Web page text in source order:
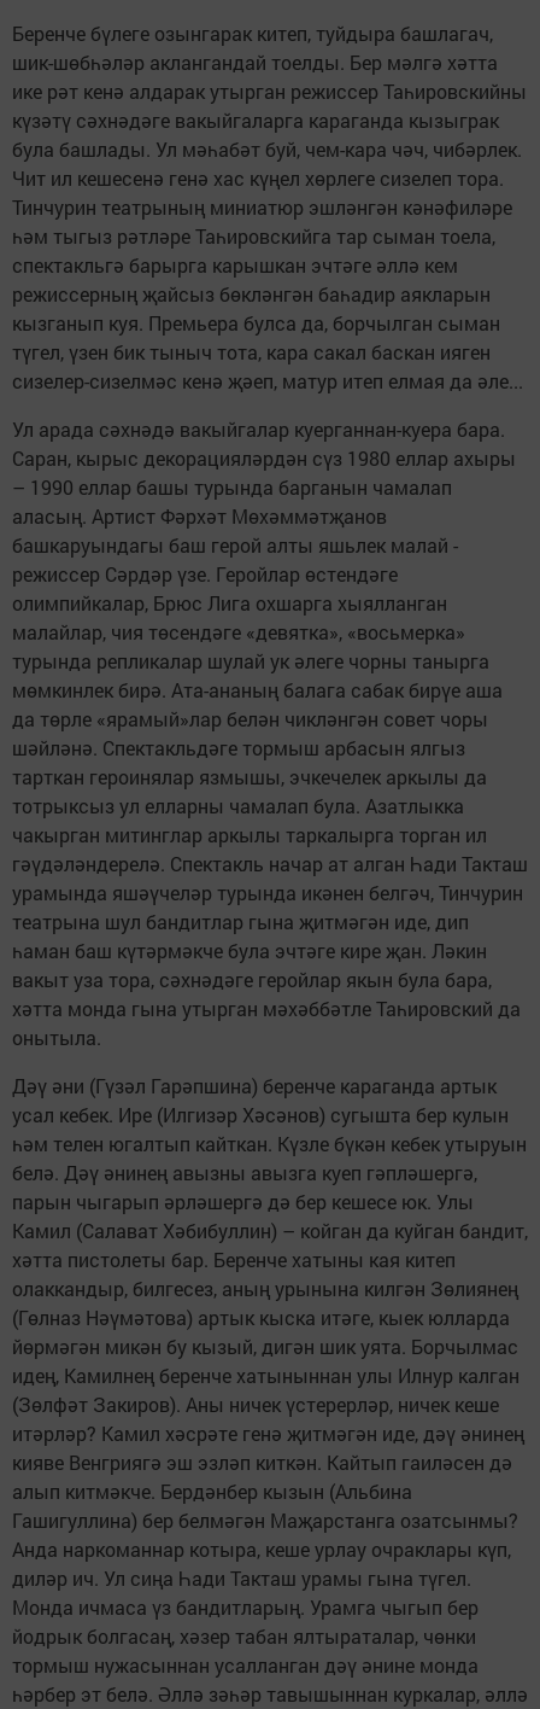
Беренче бүлеге озынгарак китеп, туйдыра башлагач,
шик-шөбһәләр аклангандай тоелды. Бер мәлгә хәтта
ике рәт кенә алдарак утырган режиссер Таһировскийны
күзәтү сәхнәдәге вакыйгаларга караганда кызыг­рак
була башлады. Ул мәһабәт буй, чем-кара чәч, чибәрлек.
Чит ил кешесенә генә хас күңел хөрлеге сизелеп тора.
Тинчурин театрының миниатюр эшләнгән кәнәфиләре
һәм тыгыз рәтләре Таһировскийга тар сыман тоела,
спектакльгә барырга карышкан эчтәге әллә кем
режиссерның җайсыз бөкләнгән баһадир аяк­ларын
кызганып куя. Премьера булса да, борчылган сыман
түгел, үзен бик тыныч тота, кара сакал баскан ияген
сизелер-сизелмәс кенә җәеп, матур итеп елмая да әле...
Ул арада сәхнәдә вакыйгалар куерганнан-куера бара.
Саран, кырыс декорацияләрдән сүз 1980 еллар ахыры
– 1990 еллар башы турында барганын чамалап
аласың. Артист Фәрхәт Мөхәммәтҗанов
башкаруындагы баш герой алты яшьлек малай -
режиссер Сәрдәр үзе. Геройлар өстендәге
олимпийкалар, Брюс Лига охшарга хыялланган
малайлар, чия төсендәге «девятка», «восьмерка»
турында репликалар шулай ук әлеге чорны танырга
мөмкинлек бирә. Ата-ананың балага сабак бирүе аша
да төрле «ярамый»лар белән чикләнгән совет чоры
шәйләнә. Спектакльдәге тормыш арбасын ялгыз
тарткан героинялар язмышы, эчкечелек аркылы да
тотрыксыз ул елларны чамалап була. Азатлыкка
чакырган митинглар аркылы таркалырга торган ил
гәүдәләндерелә. Спектакль начар ат алган Һади Такташ
урамында яшәүчеләр турында икәнен белгәч, Тинчурин
театрына шул бандитлар гына җитмәгән иде, дип
һаман баш күтәрмәкче була эчтәге кире җан. Ләкин
вакыт уза тора, сәхнәдәге геройлар якын була бара,
хәтта монда гына утырган мәхәббәтле Таһировский да
онытыла.
Дәү әни (Гүзәл Гарәпшина) беренче караганда артык
усал кебек. Ире (Илгизәр Хәсәнов) сугышта бер кулын
һәм телен югалтып кайткан. Күзле бүкән кебек утыруын
белә. Дәү әнинең авызны авызга куеп гәпләшергә,
парын чыгарып әрләшергә дә бер кешесе юк. Улы
Камил (Салават Хәбибуллин) – койган да куйган бандит,
хәтта пистолеты бар. Беренче хатыны кая китеп
олаккандыр, билгесез, аның урынына килгән Зөлиянең
(Гөлназ Нәүмәтова) артык кыска итәге, кыек юлларда
йөрмәгән микән бу кызый, дигән шик уята. Борчылмас
идең, Камилнең беренче хатыныннан улы Илнур калган
(Зөлфәт Закиров). Аны ничек үстерерләр, ничек кеше
итәрләр? Камил хәсрәте генә җитмәгән иде, дәү әнинең
кияве Венгриягә эш эзләп киткән. Кайтып гаиләсен дә
алып китмәкче. Бердәнбер кызын (Альбина
Гашигуллина) бер белмәгән Маҗарстанга озатсынмы?
Анда наркоманнар котыра, кеше урлау очраклары күп,
диләр ич. Ул сиңа Һади Такташ урамы гына түгел.
Монда ичмаса үз бандитларың. Урамга чыгып бер
йодрык болгасаң, хәзер табан ялтыраталар, чөнки
тормыш нужасыннан усалланган дәү әнине монда
һәрбер эт белә. Әллә зәһәр тавышыннан куркалар, әллә